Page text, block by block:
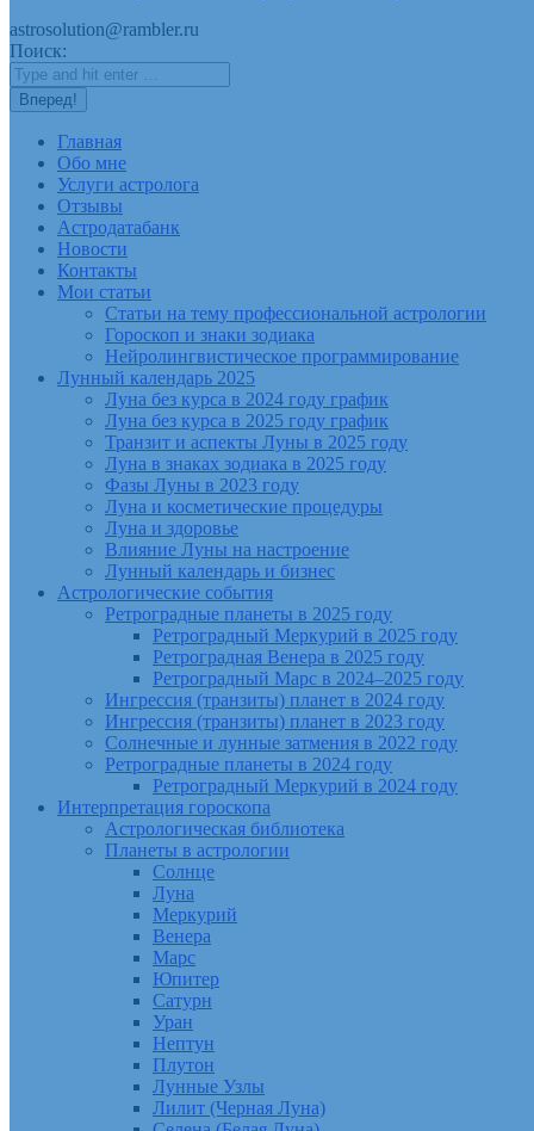
astrosolution@rambler.ru
Поиск:
Главная
Обо мне
Услуги астролога
Отзывы
Астродатабанк
Новости
Контакты
Мои статьи
Статьи на тему профессиональной астрологии
Гороскоп и знаки зодиака
Нейролингвистическое программирование
Лунный календарь 2025
Луна без курса в 2024 году график
Луна без курса в 2025 году график
Транзит и аспекты Луны в 2025 году
Луна в знаках зодиака в 2025 году
Фазы Луны в 2023 году
Луна и косметические процедуры
Луна и здоровье
Влияние Луны на настроение
Лунный календарь и бизнес
Астрологические события
Ретроградные планеты в 2025 году
Ретроградный Меркурий в 2025 году
Ретроградная Венера в 2025 году
Ретроградный Марс в 2024–2025 году
Ингрессия (транзиты) планет в 2024 году
Ингрессия (транзиты) планет в 2023 году
Солнечные и лунные затмения в 2022 году
Ретроградные планеты в 2024 году
Ретроградный Меркурий в 2024 году
Интерпретация гороскопа
Астрологическая библиотека
Планеты в астрологии
Солнце
Луна
Меркурий
Венера
Марс
Юпитер
Сатурн
Уран
Нептун
Плутон
Лунные Узлы
Лилит (Черная Луна)